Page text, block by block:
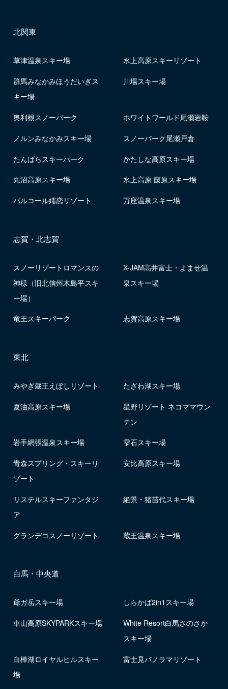
北関東
草津温泉スキー場 水上高原スキーリゾート
群馬みなかみほうだいぎス
キー場
川場スキー場
奥利根スノーパーク ホワイトワールド尾瀬岩鞍
ノルンみなかみスキー場 スノーパーク尾瀬戸倉
たんばらスキーパーク かたしな高原スキー場
丸沼高原スキー場 水上高原 藤原スキー場
パルコール嬬恋リゾート 万座温泉スキー場
志賀・北志賀
スノーリゾートロマンスの
神様（旧北信州木島平スキ
ー場）
X-JAM高井富士・よませ温
泉スキー場
竜王スキーパーク 志賀高原スキー場
東北
みやぎ蔵王えぼしリゾート たざわ湖スキー場
夏油高原スキー場
星野リゾート ネコママウン
テン
岩手網張温泉スキー場 雫石スキー場
青森スプリング・スキーリ
ゾート
安比高原スキー場
リステルスキーファンタジ
ア
絶景・猪苗代スキー場
グランデコスノーリゾート 蔵王温泉スキー場
白馬・中央道
爺ガ岳スキー場 しらかば2in1スキー場
車山高原SKYPARKスキー場
White Resort白馬さのさか
スキー場
白樺湖ロイヤルヒルスキー
場
富士見パノラマリゾート